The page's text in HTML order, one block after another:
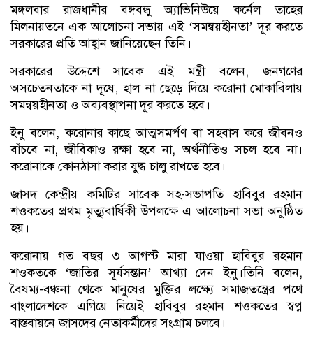
মঙ্গলবার রাজধানীর বঙ্গবন্ধু অ্যাভিনিউয়ে কর্নেল তাহের
মিলনায়তনে এক আলোচনা সভায় এই ‘সমন্বয়হীনতা’ দূর করতে
সরকারের প্রতি আহ্বান জানিয়েছেন তিনি।
সরকারের উদ্দেশে সাবেক এই মন্ত্রী বলেন, জনগণের
অসচেতনতাকে না দূষে, হাল না ছেড়ে দিয়ে করোনা মোকাবিলায়
সমন্বয়হীনতা ও অব্যবস্থাপনা দূর করতে হবে।
ইনু বলেন, করোনার কাছে আত্মসমর্পণ বা সহবাস করে জীবনও
বাঁচবে না, জীবিকাও রক্ষা হবে না, অর্থনীতিও সচল হবে না।
করোনাকে কোনঠাসা করার যুদ্ধ চালু রাখতে হবে।
জাসদ কেন্দ্রীয় কমিটির সাবেক সহ-সভাপতি হাবিবুর রহমান
শওকতের প্রথম মৃত্যুবার্ষিকী উপলক্ষে এ আলোচনা সভা অনুষ্ঠিত
হয়।
করোনায় গত বছর ৩ আগস্ট মারা যাওয়া হাবিবুর রহমান
শওকতকে ‘জাতির সূর্যসন্তান’ আখ্যা দেন ইনু।তিনি বলেন,
বৈষম্য-বঞ্চনা থেকে মানুষের মুক্তির লক্ষ্যে সমাজতন্ত্রের পথে
বাংলাদেশকে এগিয়ে নিয়েই হাবিবুর রহমান শওকতের স্বপ্ন
বাস্তবায়নে জাসদের নেতাকর্মীদের সংগ্রাম চলবে।